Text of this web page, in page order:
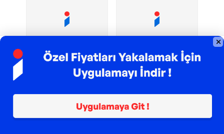
TROY ile 200 TL İndirim
Yap Ya Da Öl -
TROY ile 200 TL İndirim
Limos